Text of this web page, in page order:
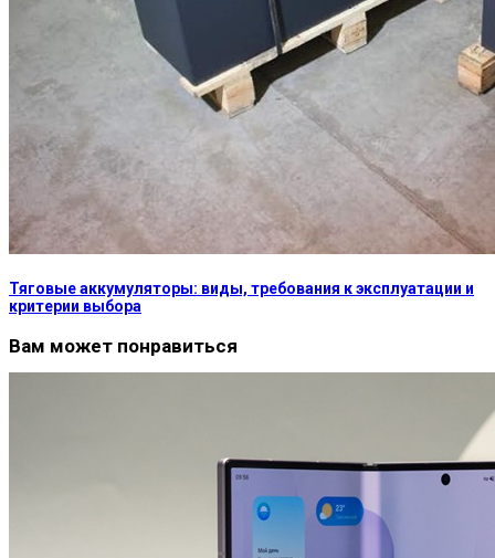
Тяговые аккумуляторы: виды, требования к эксплуатации и
критерии выбора
Вам может понравиться